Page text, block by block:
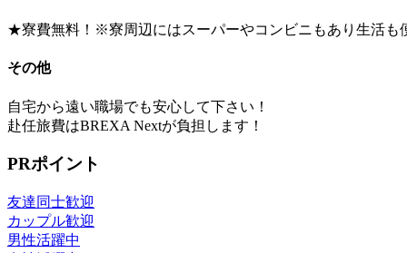
★寮費無料！※寮周辺にはスーパーやコンビニもあり生活も
その他
自宅から遠い職場でも安心して下さい！
赴任旅費はBREXA Nextが負担します！
PRポイント
友達同士歓迎
カップル歓迎
男性活躍中